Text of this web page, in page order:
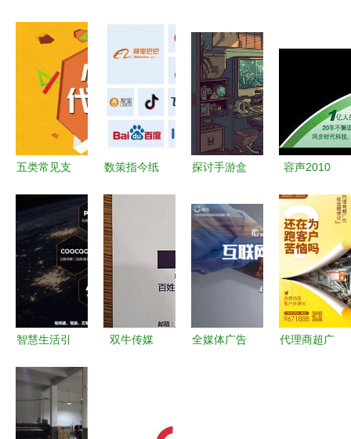
五类常见支
发票也无法
税前扣除，
90%的企业
可能还蒙在
数策指今纸
达成广告业
务合作，共
掘流量与广
告代理新蓝
探讨手游盒
告代理业务
的商业逻辑
——以幻魔
之眼为例
容声2010
的市场博弈
与技术牌局
智慧生活引
度家电频道
广告代理业
务全新启航
双牛传媒
务，引领区
全媒体广告
代理商超广